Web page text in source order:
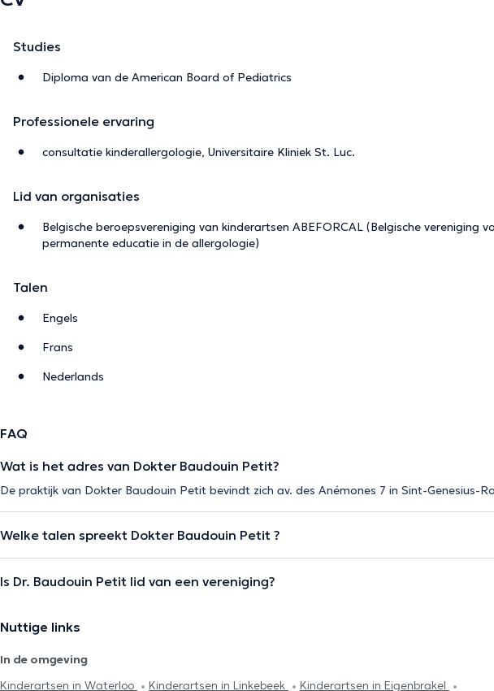
Studies
Diploma van de American Board of Pediatrics
Professionele ervaring
consultatie kinderallergologie, Universitaire Kliniek St. Luc.
Lid van organisaties
Belgische beroepsvereniging van kinderartsen ABEFORCAL (Belgische vereniging
permanente educatie in de allergologie)
Talen
Engels
Frans
Nederlands
FAQ
Wat is het adres van Dokter Baudouin Petit?
De praktijk van Dokter Baudouin Petit bevindt zich av. des Anémones 7 in Sint-Genesius-
Welke talen spreekt Dokter Baudouin Petit ?
Is Dr. Baudouin Petit lid van een vereniging?
Nuttige links
In de omgeving
Kinderartsen in Waterloo
Kinderartsen in Linkebeek
Kinderartsen in Eigenbrakel